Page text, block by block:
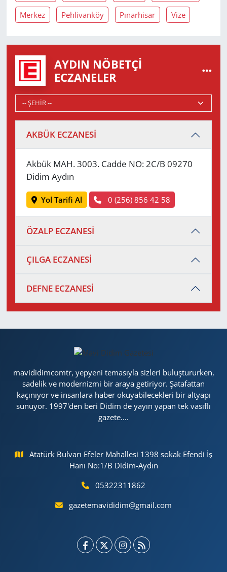
Merkez Pehlivanköy Pınarhisar Vize
AYDIN NÖBETÇI
ECZANELER
AKBÜK ECZANESİ
Akbük MAH. 3003. Cadde NO: 2C/B 09270
Didim Aydın
Yol Tarifi Al 0 (256) 856 42 58
ÖZALP ECZANESİ
ÇILGA ECZANESİ
DEFNE ECZANESİ
mavididimcomtr, yepyeni temasıyla sizleri buluştururken,
sadelik ve modernizmi bir araya getiriyor. Şatafattan
kaçınıyor ve insanlara haber okuyabilecekleri bir altyapı
sunuyor. 1997'den beri Didim de yayın yapan tek vasıflı
gazete....
Atatürk Bulvarı Efeler Mahallesi 1398 sokak Efendi İş
Hanı No:1/B Didim-Aydın
05322311862
gazetemavididim@gmail.com